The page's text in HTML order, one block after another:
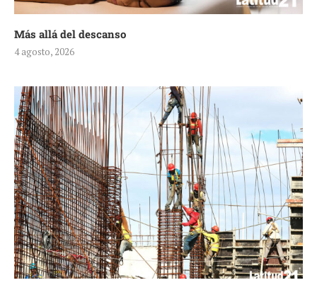
Más allá del descanso
4 agosto, 2026